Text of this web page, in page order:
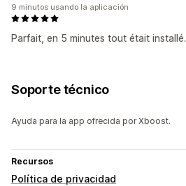
Parfait, en 5 minutes tout était installé.
9 minutos usando la aplicación
Soporte técnico
Ayuda para la app ofrecida por Xboost.
Recursos
Política de privacidad